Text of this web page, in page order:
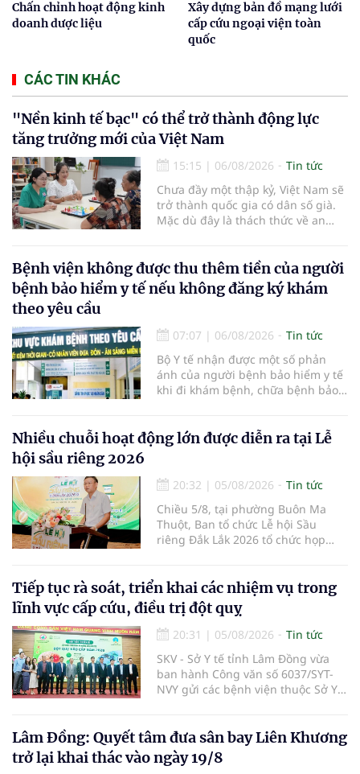
Chấn chỉnh hoạt động kinh
doanh dược liệu
Xây dựng bản đồ mạng lưới
cấp cứu ngoại viện toàn
quốc
CÁC TIN KHÁC
"Nền kinh tế bạc" có thể trở thành động lực
tăng trưởng mới của Việt Nam
15:15 | 06/08/2026
Tin tức
Chưa đầy một thập kỷ, Việt Nam sẽ
trở thành quốc gia có dân số già.
Mặc dù đây là thách thức về an
có giá trị hàng tỷ USD.
Bệnh viện không được thu thêm tiền của người
bệnh bảo hiểm y tế nếu không đăng ký khám
theo yêu cầu
07:07 | 06/08/2026
Tin tức
Bộ Y tế nhận được một số phản
ánh của người bệnh bảo hiểm y tế
khi đi khám bệnh, chữa bệnh bảo
bệnh, chữa bệnh theo yêu cầu
nhưng vẫn phải nộp thêm các chi
phần cùng chi trả.
Nhiều chuỗi hoạt động lớn được diễn ra tại Lễ
hội sầu riêng 2026
20:32 | 05/08/2026
Tin tức
Chiều 5/8, tại phường Buôn Ma
Thuột, Ban tổ chức Lễ hội Sầu
riêng Đắk Lắk 2026 tổ chức họp
hội Sầu riêng Đắk Lắk năm 2026 có
chủ đề “Sầu riêng Đắk Lắk – Kết nối
vươn xa”, được tổ chức từ ngày
15/8/2026 đến ngày 02/9/2026 tại
phường Buôn Ma Thuột, xã Krông
Pắc, phường Tuy Hòa và một số xã
trồng sầu riêng trên địa bàn tỉnh.
Tiếp tục rà soát, triển khai các nhiệm vụ trong
lĩnh vực cấp cứu, điều trị đột quỵ
20:31 | 05/08/2026
Tin tức
SKV - Sở Y tế tỉnh Lâm Đồng vừa
ban hành Công văn số 6037/SYT-
NVY gửi các bệnh viện thuộc Sở Y
tiếp tục rà soát, triển khai các
nhiệm vụ trong lĩnh vực cấp cứu,
điều trị đột quỵ.
Lâm Đồng: Quyết tâm đưa sân bay Liên Khương
trở lại khai thác vào ngày 19/8